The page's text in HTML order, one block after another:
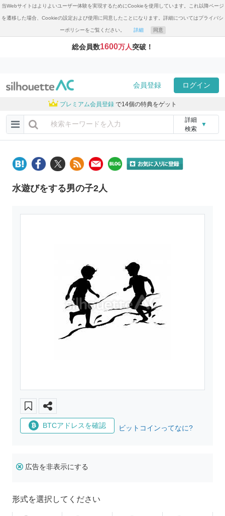
当Webサイトはよりよいユーザー体験を実現するためにCookieを使用しています。これ以降ページ
を遷移した場合、Cookieの設定および使用に同意したことになります。詳細についてはプライバシ
ーポリシーをご覧ください。 詳細 同意
総会員数1600万人突破！
会員登録 ログイン
プレミアム会員登録 で14個の特典をゲット
詳細
検索
▼
水遊びをする男の子2人
BTCアドレスを確認 ビットコインってなに?
広告を非表示にする
形式を選択してください